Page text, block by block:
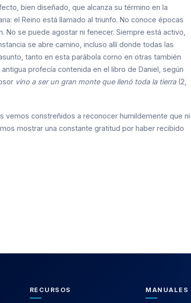
bien diseñado, que alcanza su término en la
el Reino está llamado al triunfo. No conoce épocas
No se puede agostar ni fenecer. Siempre está activo,
se abre camino, incluso allí donde todas las
tanto en esta parábola como en otras también
profecía contenida en el libro de Daniel, según
vino a ser un gran monte que llenó toda la tierra(2,
vemos constreñidos a reconocer humildemente que ni
mostrar una constante gratitud por haber recibido
RECURSOS MANUALES